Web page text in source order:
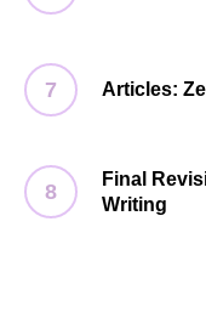
Articles:
Final
Writing